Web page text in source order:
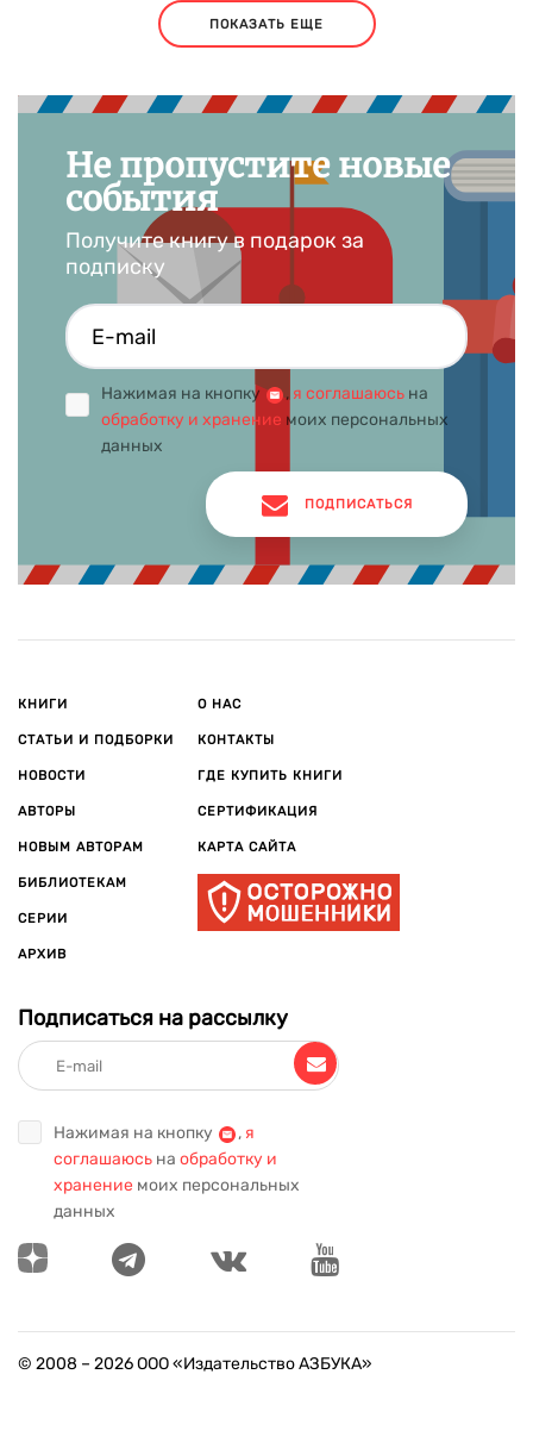
ПОКАЗАТЬ ЕЩЕ
Не пропустите новые
события
Получите книгу в подарок за
подписку
Нажимая на кнопку , я соглашаюсь на
обработку и хранение моих персональных
данных
ПОДПИСАТЬСЯ
КНИГИ
СТАТЬИ И ПОДБОРКИ
НОВОСТИ
АВТОРЫ
НОВЫМ АВТОРАМ
БИБЛИОТЕКАМ
СЕРИИ
АРХИВ
О НАС
КОНТАКТЫ
ГДЕ КУПИТЬ КНИГИ
СЕРТИФИКАЦИЯ
КАРТА САЙТА
Подписаться на рассылку
Нажимая на кнопку , я
соглашаюсь на обработку и
хранение моих персональных
данных
© 2008 – 2026ООО «Издательство АЗБУКА»